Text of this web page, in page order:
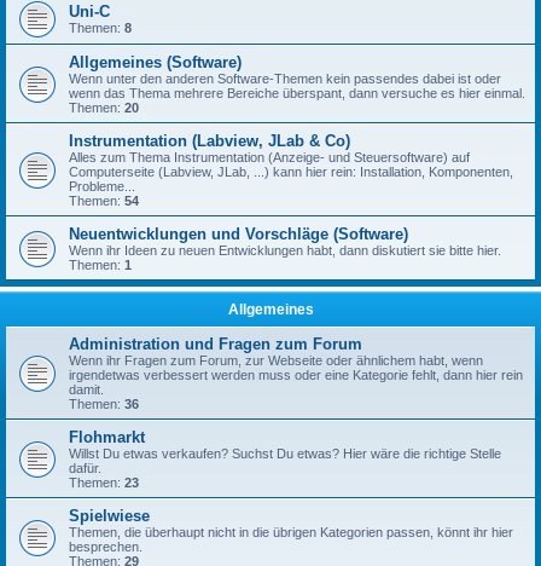
Uni-C
Themen: 8
Allgemeines (Software)
Wenn unter den anderen Software-Themen kein passendes dabei ist oder
wenn das Thema mehrere Bereiche überspant, dann versuche es hier einmal.
Themen: 20
Instrumentation (Labview, JLab & Co)
Alles zum Thema Instrumentation (Anzeige- und Steuersoftware) auf
Computerseite (Labview, JLab, ...) kann hier rein: Installation, Komponenten,
Probleme...
Themen: 54
Neuentwicklungen und Vorschläge (Software)
Wenn ihr Ideen zu neuen Entwicklungen habt, dann diskutiert sie bitte hier.
Themen: 1
Allgemeines
Administration und Fragen zum Forum
Wenn ihr Fragen zum Forum, zur Webseite oder ähnlichem habt, wenn
irgendetwas verbessert werden muss oder eine Kategorie fehlt, dann hier rein
damit.
Themen: 36
Flohmarkt
Willst Du etwas verkaufen? Suchst Du etwas? Hier wäre die richtige Stelle
dafür.
Themen: 23
Spielwiese
Themen, die überhaupt nicht in die übrigen Kategorien passen, könnt ihr hier
besprechen.
Themen: 29